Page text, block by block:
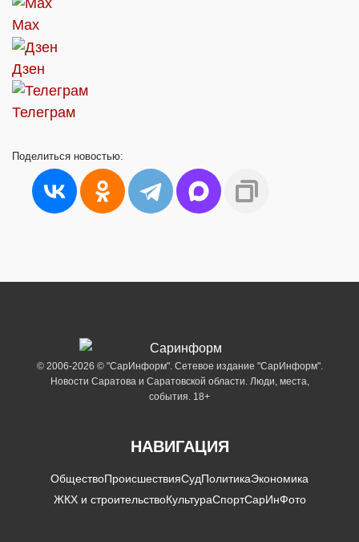
Max
Дзен
Телеграм
Поделиться новостью:
© 2006-2026 © "СарИнформ". Сетевое издание "СарИнформ".
Новости Саратова и Саратовской области. Люди, места,
события. 18+
НАВИГАЦИЯ
ОбществоПроисшествияСудПолитикаЭкономика
ЖКХ и строительствоКультураСпортСарИнФото